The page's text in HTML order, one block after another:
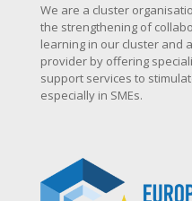
We are a cluster
the strengthening of
learning in our cluster and
provider by offering
support services to
especially in SMEs.